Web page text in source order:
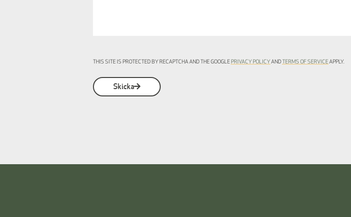
THIS SITE IS PROTECTED BY RECAPTCHA AND THE GOOGLE PRIVACY POLICY AND TERMS OF SERVICEAPPLY.
Skicka